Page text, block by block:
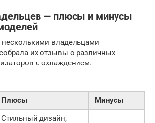
— плюсы и минусы
владельцами
их отзывы о различных
с охлаждением.
Плюсы Минусы
Стильный дизайн,